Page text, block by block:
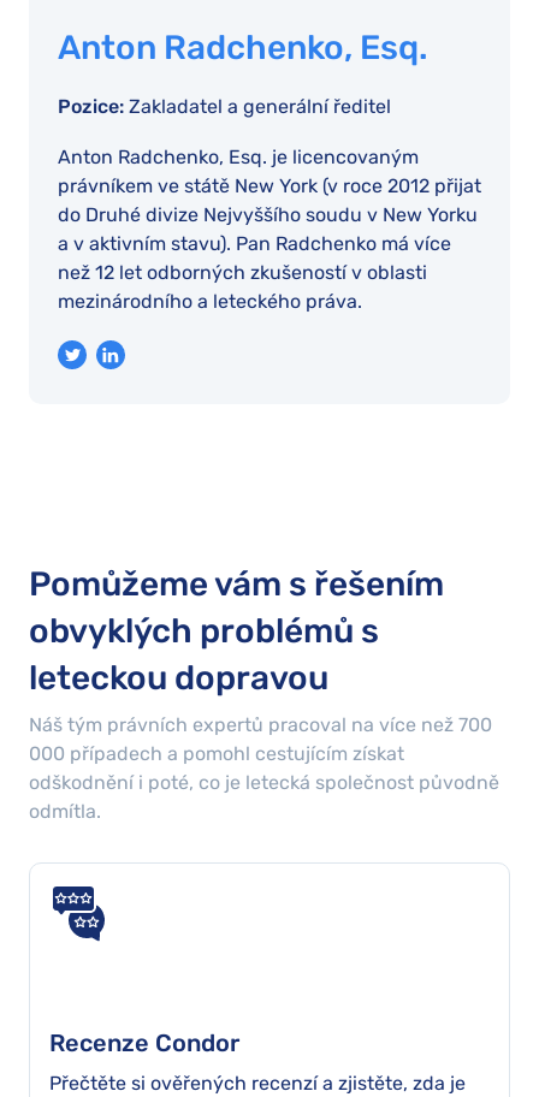
Anton Radchenko, Esq.
Pozice: Zakladatel a generální ředitel
Anton Radchenko, Esq. je licencovaným
právníkem ve státě New York (v roce 2012 přijat
do Druhé divize Nejvyššího soudu v New Yorku
a v aktivním stavu). Pan Radchenko má více
než 12 let odborných zkušeností v oblasti
mezinárodního a leteckého práva.
Pomůžeme vám s řešením
obvyklých problémů s
leteckou dopravou
Náš tým právních expertů pracoval na více než 700
000 případech a pomohl cestujícím získat
odškodnění i poté, co je letecká společnost původně
odmítla.
Recenze Condor
Přečtěte si ověřených recenzí a zjistěte, zda je